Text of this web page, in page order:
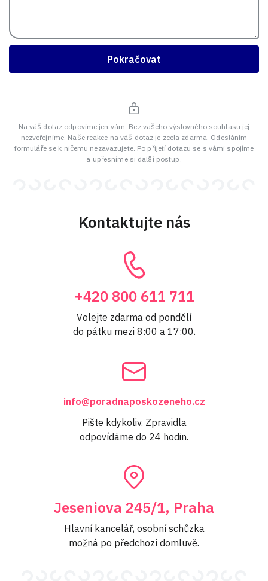
Pokračovat
Na váš dotaz odpovíme jen vám. Bez vašeho výslovného souhlasu jej
nezveřejníme. Naše reakce na váš dotaz je zcela zdarma. Odesláním
formuláře se k ničemu nezavazujete. Po přijetí dotazu se s vámi spojíme
a upřesníme si další postup.
Kontaktujte nás
+420 800 611 711
Volejte zdarma od pondělí
do pátku mezi 8:00 a 17:00.
info@poradnaposkozeneho.cz
Pište kdykoliv. Zpravidla
odpovídáme do 24 hodin.
Jeseniova 245/1, Praha
Hlavní kancelář, osobní schůzka
možná po předchozí domluvě.